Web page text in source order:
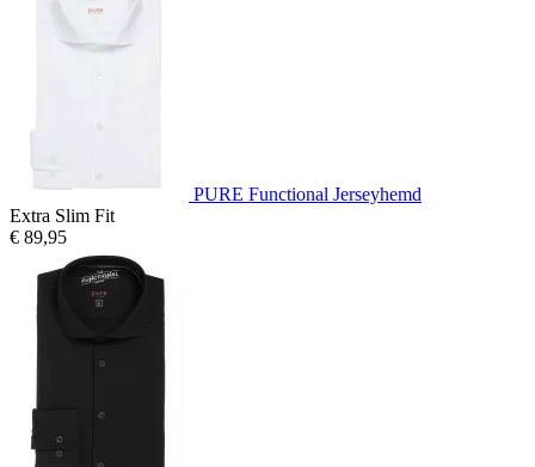
PURE Functional Jerseyhemd
Extra Slim Fit
€ 89,95